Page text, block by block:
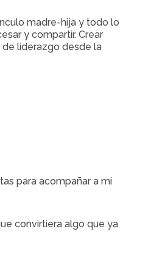
madre-hija y todo lo
y compartir. Crear
liderazgo desde la
para acompañar a mi
convirtiera algo que ya